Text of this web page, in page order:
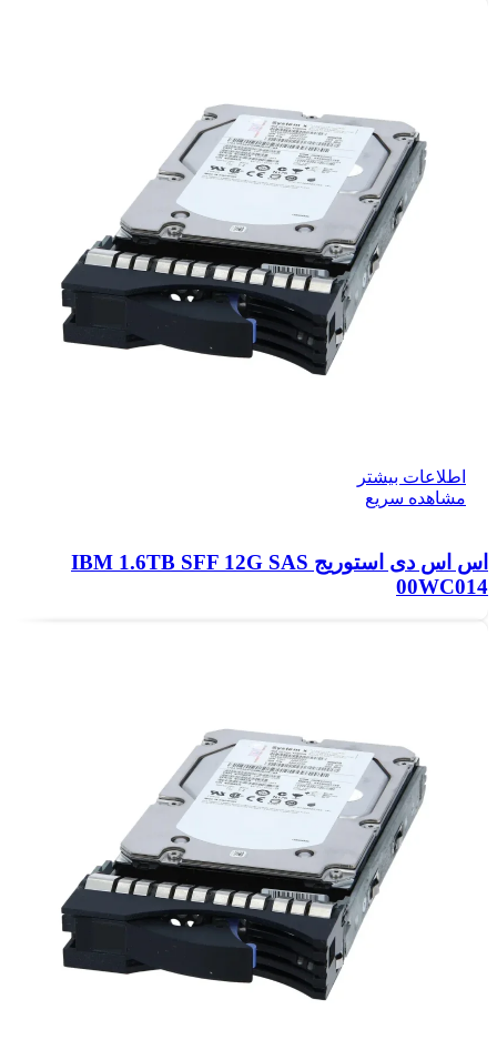
اطلاعات بیشتر
مشاهده سریع
اس اس دی استوریج IBM 1.6TB SFF 12G SAS
00WC014